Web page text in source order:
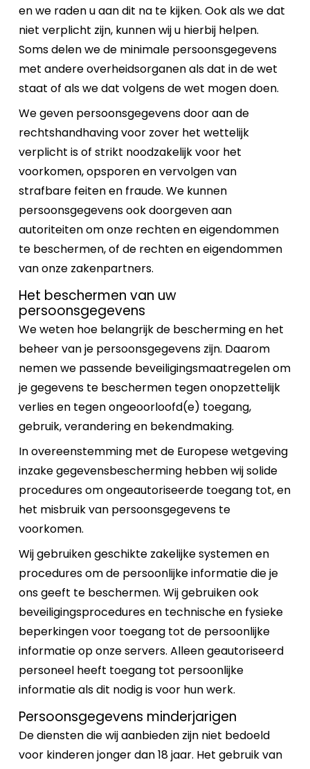
en we raden u aan dit na te kijken. Ook als we dat
niet verplicht zijn, kunnen wij u hierbij helpen.
Soms delen we de minimale persoonsgegevens
met andere overheidsorganen als dat in de wet
staat of als we dat volgens de wet mogen doen.
We geven persoonsgegevens door aan de
rechtshandhaving voor zover het wettelijk
verplicht is of strikt noodzakelijk voor het
voorkomen, opsporen en vervolgen van
strafbare feiten en fraude. We kunnen
persoonsgegevens ook doorgeven aan
autoriteiten om onze rechten en eigendommen
te beschermen, of de rechten en eigendommen
van onze zakenpartners.
Het beschermen van uw
persoonsgegevens
We weten hoe belangrijk de bescherming en het
beheer van je persoonsgegevens zijn. Daarom
nemen we passende beveiligingsmaatregelen om
je gegevens te beschermen tegen onopzettelijk
verlies en tegen ongeoorloofd(e) toegang,
gebruik, verandering en bekendmaking.
In overeenstemming met de Europese wetgeving
inzake gegevensbescherming hebben wij solide
procedures om ongeautoriseerde toegang tot, en
het misbruik van persoonsgegevens te
voorkomen.
Wij gebruiken geschikte zakelijke systemen en
procedures om de persoonlijke informatie die je
ons geeft te beschermen. Wij gebruiken ook
beveiligingsprocedures en technische en fysieke
beperkingen voor toegang tot de persoonlijke
informatie op onze servers. Alleen geautoriseerd
personeel heeft toegang tot persoonlijke
informatie als dit nodig is voor hun werk.
Persoonsgegevens minderjarigen
De diensten die wij aanbieden zijn niet bedoeld
voor kinderen jonger dan 18 jaar. Het gebruik van